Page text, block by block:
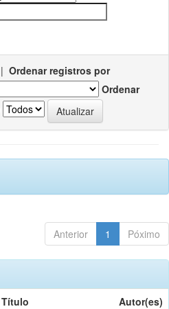
| Ordenar registros por
Ordenar
Anterior 1 Póximo
Título Autor(es)